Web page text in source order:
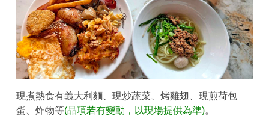
現煮熱食有義大利麵、現炒蔬菜、烤雞翅、現煎荷包
蛋、炸物等(品項若有變動，以現場提供為準)。